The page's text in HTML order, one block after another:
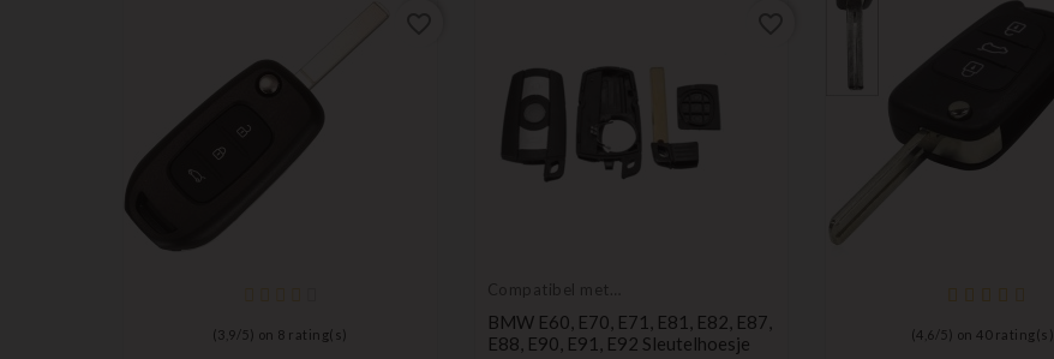
( 3,9 / 5) on 8 rating(s)
Compatibel met
BMW E60, E70, E71, E81, E82, E87,
E88, E90, E91, E92 Sleutelhoesje
(4,6 / 5) on 40rating(s)